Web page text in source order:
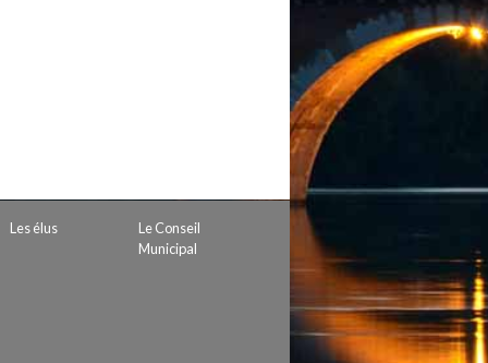
Les élus
Le Conseil
Municipal